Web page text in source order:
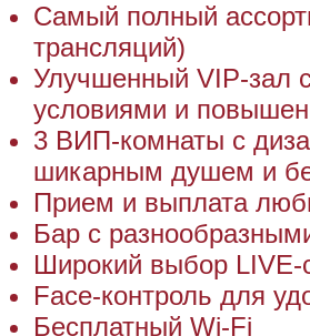
Самый полный
трансляций)
Улучшенный VIP-зал
условиями и
3 ВИП-комнаты с
шикарным душем и
Прием и выплата
Бар с
Широкий выбор LIVE-
Face-контроль для
Бесплатный Wi-Fi